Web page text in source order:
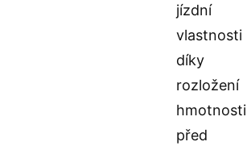
jízdní
vlastnosti
díky
rozložení
hmotnosti
před